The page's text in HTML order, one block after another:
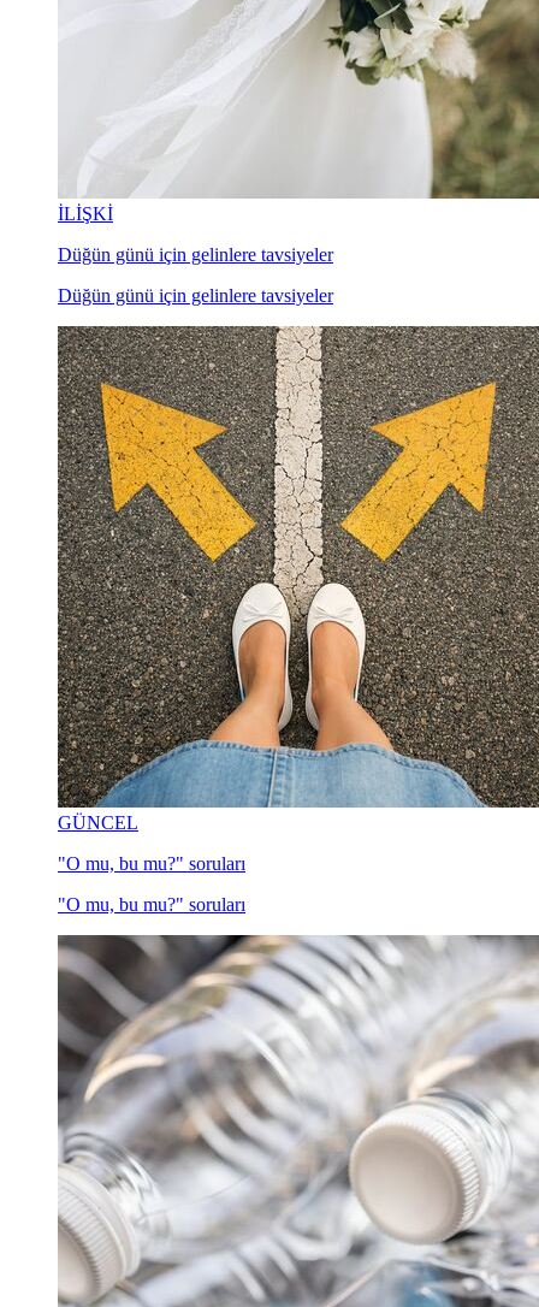
İLİŞKİ
Düğün günü için gelinlere tavsiyeler
Düğün günü için gelinlere tavsiyeler
GÜNCEL
"O mu, bu mu?" soruları
"O mu, bu mu?" soruları